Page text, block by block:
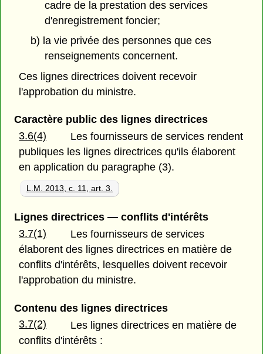
cadre de la prestation des services
d'enregistrement foncier;
b) la vie privée des personnes que ces
renseignements concernent.
Ces lignes directrices doivent recevoir
l'approbation du ministre.
Caractère public des lignes directrices
3.6(4)
Les fournisseurs de services rendent
publiques les lignes directrices qu'ils élaborent
en application du paragraphe (3).
L.M. 2013, c. 11, art. 3.
Lignes directrices — conflits d'intérêts
3.7(1)
Les fournisseurs de services
élaborent des lignes directrices en matière de
conflits d'intérêts, lesquelles doivent recevoir
l'approbation du ministre.
Contenu des lignes directrices
3.7(2)
Les lignes directrices en matière de
conflits d'intérêts :